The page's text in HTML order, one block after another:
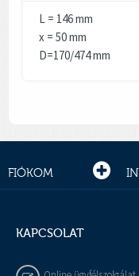
L = 146 mm
x = 50 mm
D=170/474 mm
FIÓKOM
KAPCSOLAT